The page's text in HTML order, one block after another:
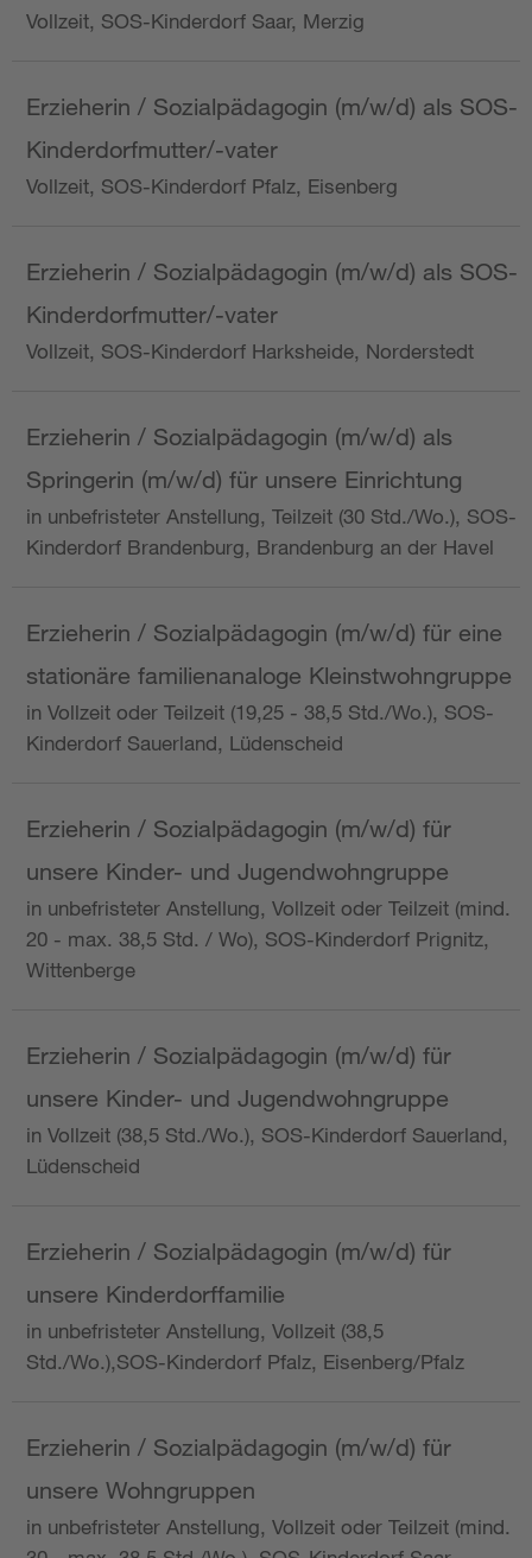
Vollzeit, SOS-Kinderdorf Saar, Merzig
Erzieherin / Sozialpädagogin (m/w/d) als SOS-
Kinderdorfmutter/-vater
Vollzeit, SOS-Kinderdorf Pfalz, Eisenberg
Erzieherin / Sozialpädagogin (m/w/d) als SOS-
Kinderdorfmutter/-vater
Vollzeit, SOS-Kinderdorf Harksheide, Norderstedt
Erzieherin / Sozialpädagogin (m/w/d) als
Springerin (m/w/d) für unsere Einrichtung
in unbefristeter Anstellung, Teilzeit (30 Std./Wo.), SOS-
Kinderdorf Brandenburg, Brandenburg an der Havel
Erzieherin / Sozialpädagogin (m/w/d) für eine
stationäre familienanaloge Kleinstwohngruppe
in Vollzeit oder Teilzeit (19,25 - 38,5 Std./Wo.), SOS-
Kinderdorf Sauerland, Lüdenscheid
Erzieherin / Sozialpädagogin (m/w/d) für
unsere Kinder- und Jugendwohngruppe
in unbefristeter Anstellung, Vollzeit oder Teilzeit (mind.
20 - max. 38,5 Std. / Wo), SOS-Kinderdorf Prignitz,
Wittenberge
Erzieherin / Sozialpädagogin (m/w/d) für
unsere Kinder- und Jugendwohngruppe
in Vollzeit (38,5 Std./Wo.), SOS-Kinderdorf Sauerland,
Lüdenscheid
Erzieherin / Sozialpädagogin (m/w/d) für
unsere Kinderdorffamilie
in unbefristeter Anstellung, Vollzeit (38,5
Std./Wo.),SOS-Kinderdorf Pfalz, Eisenberg/Pfalz
Erzieherin / Sozialpädagogin (m/w/d) für
unsere Wohngruppen
in unbefristeter Anstellung, Vollzeit oder Teilzeit (mind.